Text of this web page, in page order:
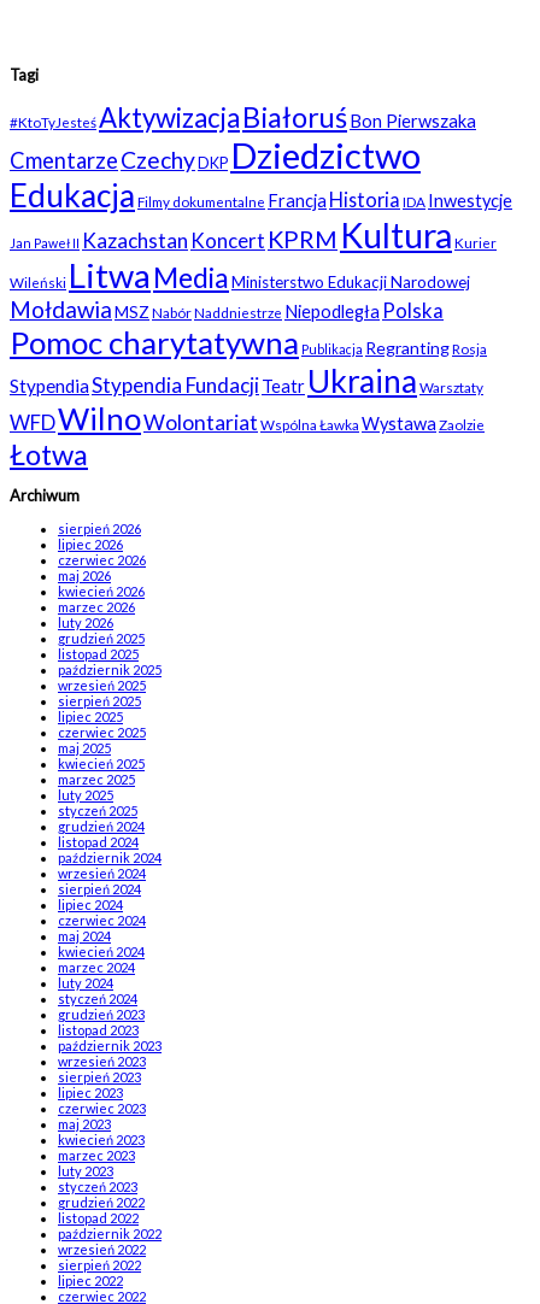
Tagi
#KtoTyJesteśAktywizacjaBiałoruśBon Pierwszaka
CmentarzeCzechyDKP Dziedzictwo
Edukacja Filmy dokumentalne Francja Historia IDA Inwestycje
Jan Paweł II Kazachstan Koncert KPRM Kultura Kurier
Wileński Litwa MediaMinisterstwo Edukacji Narodowej
MołdawiaMSZ NabórNaddniestrze Niepodległa Polska
Pomoc charytatywna Publikacja RegrantingRosja
StypendiaStypendia FundacjiTeatr Ukraina Warsztaty
WFDWilnoWolontariat Wspólna Ławka Wystawa Zaolzie
Łotwa
Archiwum
sierpień 2026
lipiec 2026
czerwiec 2026
maj 2026
kwiecień 2026
marzec 2026
luty 2026
grudzień 2025
listopad 2025
październik 2025
wrzesień 2025
sierpień 2025
lipiec 2025
czerwiec 2025
maj 2025
kwiecień 2025
marzec 2025
luty 2025
styczeń 2025
grudzień 2024
listopad 2024
październik 2024
wrzesień 2024
sierpień 2024
lipiec 2024
czerwiec 2024
maj 2024
kwiecień 2024
marzec 2024
luty 2024
styczeń 2024
grudzień 2023
listopad 2023
październik 2023
wrzesień 2023
sierpień 2023
lipiec 2023
czerwiec 2023
maj 2023
kwiecień 2023
marzec 2023
luty 2023
styczeń 2023
grudzień 2022
listopad 2022
październik 2022
wrzesień 2022
sierpień 2022
lipiec 2022
czerwiec 2022